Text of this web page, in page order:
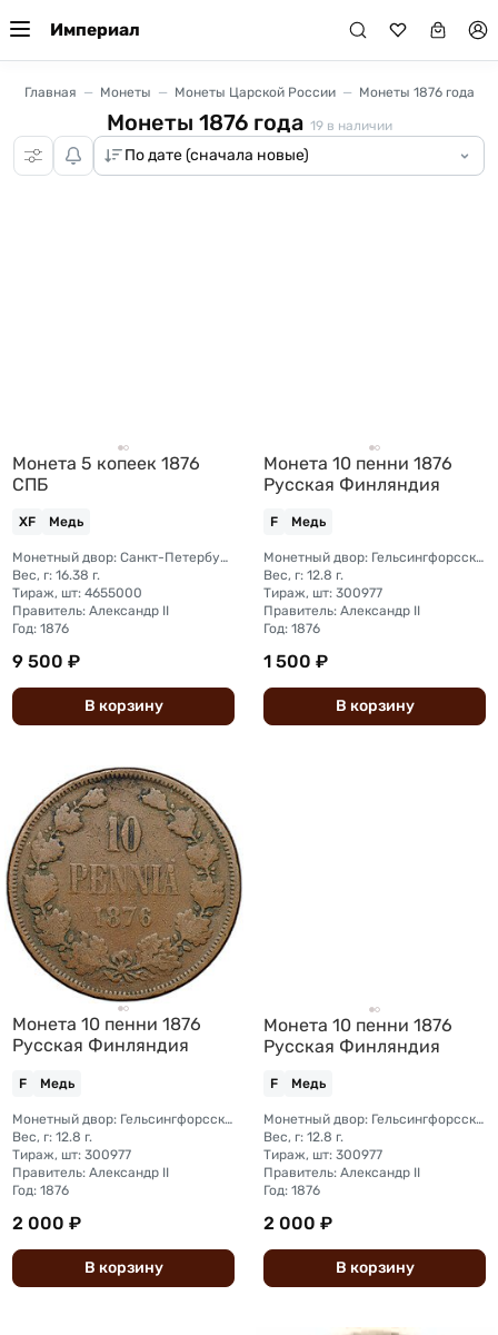
Империал
Главная Монеты Монеты Царской России Монеты 1876 года
Монеты 1876 года 19в наличии
Монета 5 копеек 1876
СПБ
XF Медь
Монетный двор: Санкт-Петербургский монетный двор
Вес, г: 16.38 г.
Тираж, шт: 4655000
Правитель: Александр II
Год: 1876
9 500 ₽
В корзину
Монета 10 пенни 1876
Русская Финляндия
F Медь
Монетный двор: Гельсингфорсский монетный двор (Финляндия)
Вес, г: 12.8 г.
Тираж, шт: 300977
Правитель: Александр II
Год: 1876
1 500 ₽
В корзину
Монета 10 пенни 1876
Русская Финляндия
F Медь
Монетный двор: Гельсингфорсский монетный двор (Финляндия)
Вес, г: 12.8 г.
Тираж, шт: 300977
Правитель: Александр II
Год: 1876
2 000 ₽
В корзину
Монета 10 пенни 1876
Русская Финляндия
F Медь
Монетный двор: Гельсингфорсский монетный двор (Финляндия)
Вес, г: 12.8 г.
Тираж, шт: 300977
Правитель: Александр II
Год: 1876
2 000 ₽
В корзину